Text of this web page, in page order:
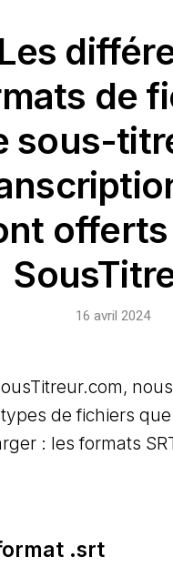
Les
de
sous-
16 avril 2024
de fichiers
: les formats
.srt